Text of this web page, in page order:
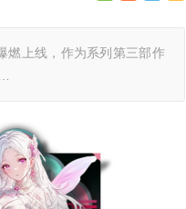
燃上线，作为系列第三部作